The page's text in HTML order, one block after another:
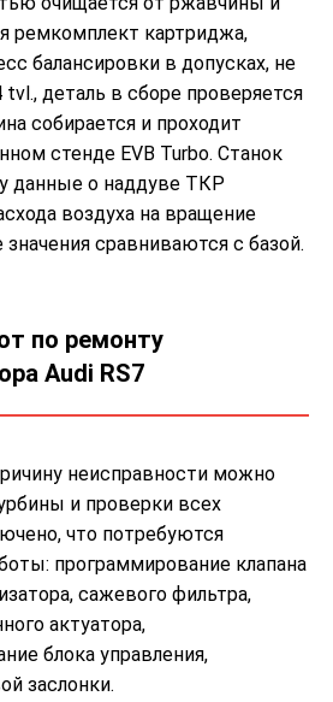
ремкомплект картриджа,
балансировки в допусках, не
деталь в сборе проверяется
собирается и проходит
стенде EVB Turbo. Станок
данные о наддуве ТКР
воздуха на вращение
сравниваются с базой.
по ремонту
Audi RS7
неисправности можно
и проверки всех
что потребуются
программирование клапана
сажевого фильтра,
актуатора,
блока управления,
заслонки.